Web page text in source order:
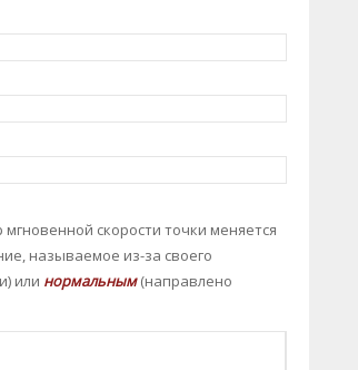
скорости точки меняется
называемое из-за своего
или нормальным(направлено